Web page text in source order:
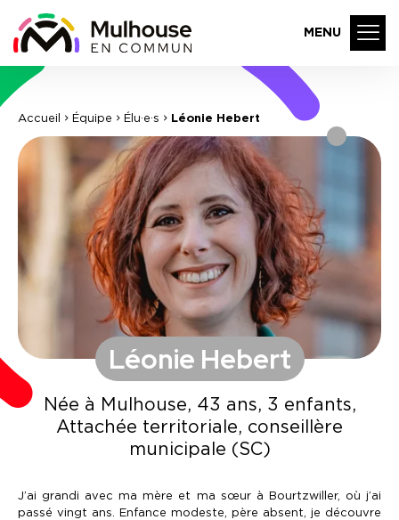
MENU
Accueil Équipe Élu·e·s Léonie Hebert
Léonie Hebert
Née à Mulhouse, 43 ans, 3 enfants,
Attachée territoriale, conseillère
municipale (SC)
J’ai grandi avec ma mère et ma sœur à Bourtzwiller, où j’ai
passé vingt ans. Enfance modeste, père absent, je découvre